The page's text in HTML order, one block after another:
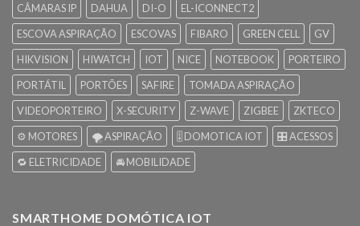
CÂMARAS IP
DAHUA DI-O
EL-ICONNECT2
ESCOVA ASPIRAÇÃO
ESCOVAS FIBARO GREEN CELL
GV
HIKVISION
HIWATCH IOT NICE NOTEBOOK
PORTEIRO
PORTÁTIL
PORTÕES SAFIRE
TOMADA ASPIRAÇÃO
VIDEOPORTEIRO
X-SECURITY Z-WAVE ZIGBEE
ZKTECO
⚙️ MOTORES
🌪️ ASPIRAÇÃO 🎚️ DOMOTICA IOT
🎛️ ACESSOS
🔁 ELETRICIDADE
🚘 MOBILIDADE
SMARTHOME DOMÓTICA IOT